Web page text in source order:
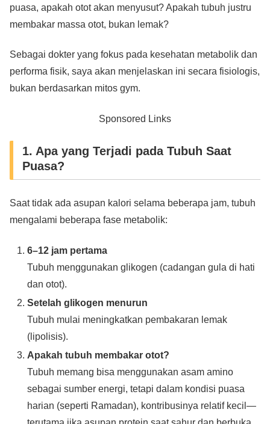
puasa, apakah otot akan menyusut? Apakah tubuh justru
membakar massa otot, bukan lemak?
Sebagai dokter yang fokus pada kesehatan metabolik dan
performa fisik, saya akan menjelaskan ini secara fisiologis,
bukan berdasarkan mitos gym.
Sponsored Links
1. Apa yang Terjadi pada Tubuh Saat
Puasa?
Saat tidak ada asupan kalori selama beberapa jam, tubuh
mengalami beberapa fase metabolik:
6–12 jam pertama
Tubuh menggunakan glikogen (cadangan gula di hati
dan otot).
Setelah glikogen menurun
Tubuh mulai meningkatkan pembakaran lemak
(lipolisis).
Apakah tubuh membakar otot?
Tubuh memang bisa menggunakan asam amino
sebagai sumber energi, tetapi dalam kondisi puasa
harian (seperti Ramadan), kontribusinya relatif kecil—